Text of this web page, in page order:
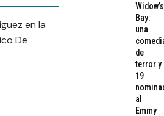
Widow’s
Bay:
una
de
terror y
19
al
Emmy